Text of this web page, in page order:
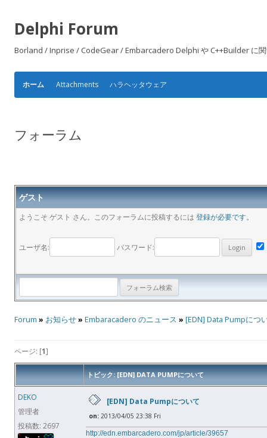
Delphi Forum
Borland / Inprise / CodeGear / Embarcadero Delphi や C++Builder に
ホーム Attachments ハラヘッタウェア
フォーラム
ゲスト
ようこそ ゲスト さん。このフォーラムに投稿するには 登録が必要です。
ユーザ名: パスワード:
Forum » お知らせ» Embaracadero のニュース » [EDN] Data Pumpにつ
ページ: [1]
トピック: [EDN] DATA PUMPについて
DEKO
管理者
投稿数: 2697
[EDN] Data Pumpについて
on: 2013/04/05 23:38 Fri
http://edn.embarcadero.com/jp/article/39657